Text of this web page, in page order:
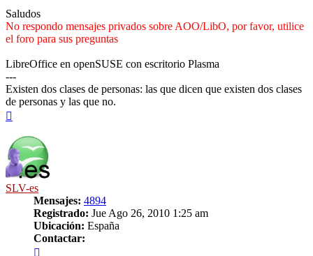
Saludos
No respondo mensajes privados sobre AOO/LibO, por favor, utilice
el foro para sus preguntas
LibreOffice en openSUSE con escritorio Plasma
---
Existen dos clases de personas: las que dicen que existen dos clases
de personas y las que no.
SLV-es
Mensajes: 4894
Registrado: Jue Ago 26, 2010 1:25 am
Ubicación: España
Contactar: